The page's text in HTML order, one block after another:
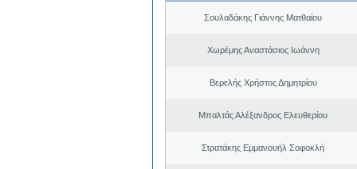
Σουλαδάκης Γιάννης Ματθαίου
Χωρέμης Αναστάσιος Ιωάννη
Βερελής Χρήστος Δημητρίου
Μπαλτάς Αλέξανδρος Ελευθερίου
Στρατάκης Εμμανουήλ Σοφοκλή